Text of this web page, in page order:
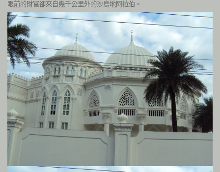
眼前的財富卻來自幾千公里外的沙烏地阿拉伯。